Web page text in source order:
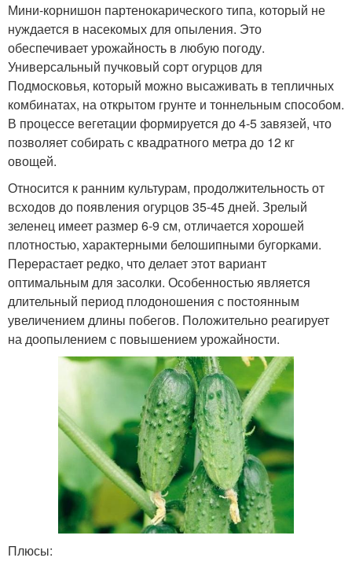
Мини-корнишон партенокарического типа, который не
нуждается в насекомых для опыления. Это
обеспечивает урожайность в любую погоду.
Универсальный пучковый сорт огурцов для
Подмосковья, который можно высаживать в тепличных
комбинатах, на открытом грунте и тоннельным способом.
В процессе вегетации формируется до 4-5 завязей, что
позволяет собирать с квадратного метра до 12 кг
овощей.
Относится к ранним культурам, продолжительность от
всходов до появления огурцов 35-45 дней. Зрелый
зеленец имеет размер 6-9 см, отличается хорошей
плотностью, характерными белошипными бугорками.
Перерастает редко, что делает этот вариант
оптимальным для засолки. Особенностью является
длительный период плодоношения с постоянным
увеличением длины побегов. Положительно реагирует
на доопылением с повышением урожайности.
Плюсы: